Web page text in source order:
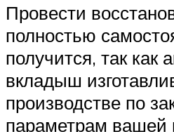
Провести
полностью
получится, так как
вкладыш
производстве по
параметрам вашей